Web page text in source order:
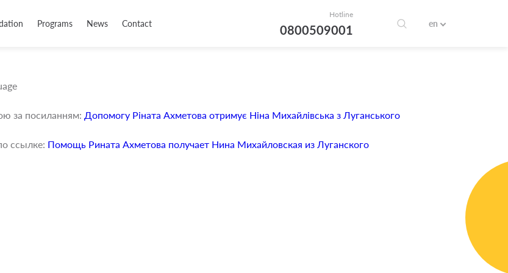
Programs News Contact
Hotline
0800509001 en
за посиланням: Допомогу Ріната Ахметова отримує Ніна Михайлівська з Луганського
ссылке: Помощь Рината Ахметова получает Нина Михайловская из Луганского